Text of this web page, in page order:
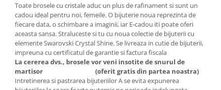
Toate brosele cu cristale aduc un plus de rafinament si sunt un
cadou ideal pentru noi, femeile. O bijuterie noua reprezinta de
fiecare data, o schimbare a imaginii, iar E-cadou iti poate oferi
aceasta sansa. Straluceste si tu cu noua colectie de bijuterii cu
elemente Swarovski Crystal Shine. Se livreaza in cutie de bijuterii,
impreuna cu certificatul de garantie si factura fiscala
La cererea dvs., brosele vor veni insotite de snurul de
martisor
(oferit gratis din partea noastra)
Intretinerea si pastrarea bijuteriilor A se evita expunerea